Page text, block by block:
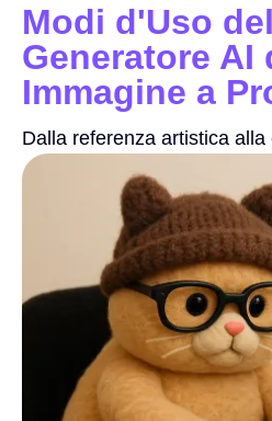
Modi d'Uso del
Generatore AI
Immagine a
Dalla referenza artistica